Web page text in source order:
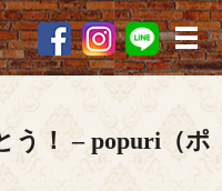
メ
！ – popuri（ポ